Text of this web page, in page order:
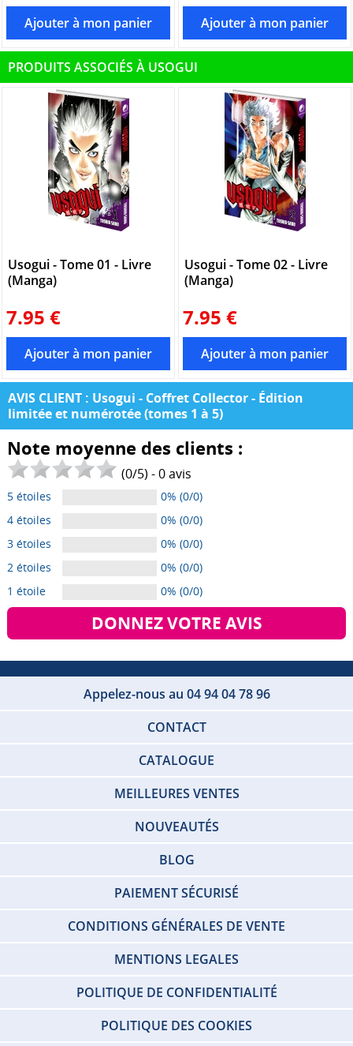
PRODUITS ASSOCIÉS À USOGUI
Usogui - Tome 01 - Livre
(Manga)
7.95 €
Usogui - Tome 02 - Livre
(Manga)
7.95 €
AVIS CLIENT : Usogui - Coffret Collector - Édition
limitée et numérotée (tomes 1 à 5)
Note moyenne des clients :
(0/5) -0avis
5 étoiles
0% (0/0)
4 étoiles
0% (0/0)
3 étoiles
0% (0/0)
2 étoiles
0% (0/0)
1 étoile
0% (0/0)
DONNEZ VOTRE AVIS
Appelez-nous au 04 94 04 78 96
CONTACT
CATALOGUE
MEILLEURES VENTES
NOUVEAUTÉS
BLOG
PAIEMENT SÉCURISÉ
CONDITIONS GÉNÉRALES DE VENTE
MENTIONS LEGALES
POLITIQUE DE CONFIDENTIALITÉ
POLITIQUE DES COOKIES